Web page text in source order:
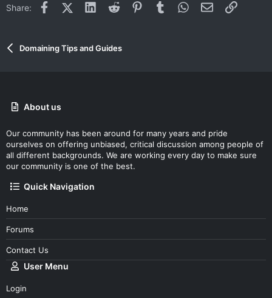
Share: FacebookX (Twitter)LinkedInReddit PinterestTumblr WhatsApp
Email Link
Domaining Tips and Guides
About us
Our community has been around for many years and pride
ourselves on offering unbiased, critical discussion among people of
all different backgrounds. We are working every day to make sure
our community is one of the best.
Quick Navigation
Home
Forums
Contact Us
User Menu
Login